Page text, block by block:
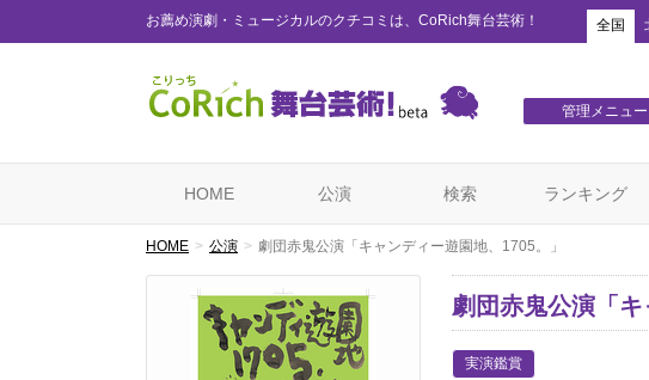
お薦め演劇・ミュージカルのクチコミは、CoRich舞台芸術！ 全国
管理メニュー
HOME 公演 検索 ランキング
HOME 公演 劇団赤鬼公演「キャンディー遊園地、1705。」
劇団赤鬼公演「キ
実演鑑賞